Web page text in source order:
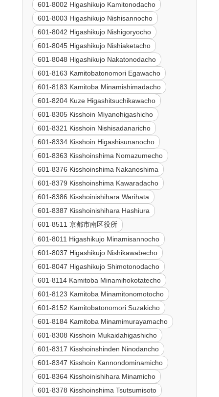
601-8002 Higashikujo Kamitonodacho
601-8003 Higashikujo Nishisannocho
601-8042 Higashikujo Nishigoryocho
601-8045 Higashikujo Nishiaketacho
601-8048 Higashikujo Nakatonodacho
601-8163 Kamitobatonomori Egawacho
601-8183 Kamitoba Minamishimadacho
601-8204 Kuze Higashitsuchikawacho
601-8305 Kisshoin Miyanohigashicho
601-8321 Kisshoin Nishisadanaricho
601-8334 Kisshoin Higashisunanocho
601-8363 Kisshoinshima Nomazumecho
601-8376 Kisshoinshima Nakanoshima
601-8379 Kisshoinshima Kawaradacho
601-8386 Kisshoinishihara Warihata
601-8387 Kisshoinishihara Hashiura
601-8511 京都市南区役所
601-8011 Higashikujo Minamisannocho
601-8037 Higashikujo Nishikawabecho
601-8047 Higashikujo Shimotonodacho
601-8114 Kamitoba Minamihokotatecho
601-8123 Kamitoba Minamitonomotocho
601-8152 Kamitobatonomori Suzakicho
601-8184 Kamitoba Minamimurayamacho
601-8308 Kisshoin Mukaidahigashicho
601-8317 Kisshoinshinden Ninodancho
601-8347 Kisshoin Kannondominamicho
601-8364 Kisshoinishihara Minamicho
601-8378 Kisshoinshima Tsutsumisoto